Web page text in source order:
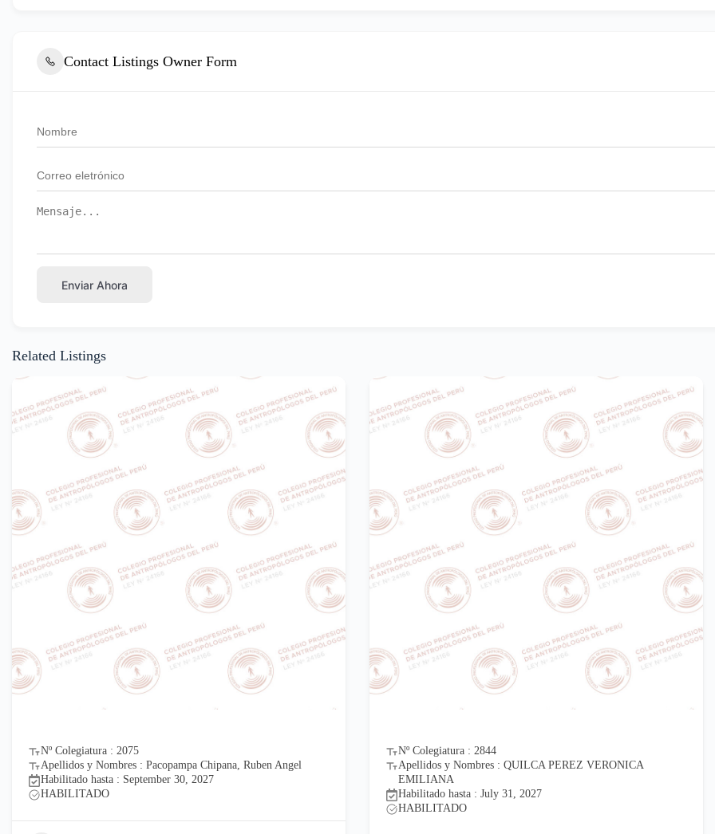
Contact Listings Owner Form
Enviar Ahora
Related Listings
Nº Colegiatura : 2075
Apellidos y Nombres : Pacopampa Chipana, Ruben Angel
Habilitado hasta : September 30, 2027
HABILITADO
Nº Colegiatura : 2844
Apellidos y Nombres : QUILCA PEREZ VERONICA
EMILIANA
Habilitado hasta : July 31, 2027
HABILITADO